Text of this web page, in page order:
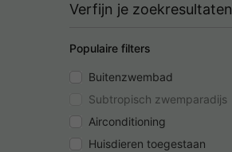
Verfijn je zoekresultaten
Populaire filters
Buitenzwembad
Subtropisch zwemparadijs
Airconditioning
Huisdieren toegestaan